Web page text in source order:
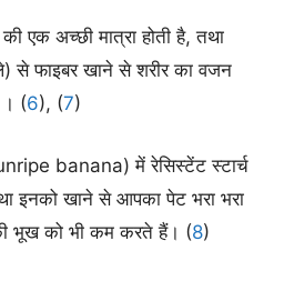
एक अच्छी मात्रा होती है, तथा
से फाइबर खाने से शरीर का वजन
। (6), (7)
banana) में रेसिस्टेंट स्टार्च
इनको खाने से आपका पेट भरा भरा
भूख को भी कम करते हैं। (8)